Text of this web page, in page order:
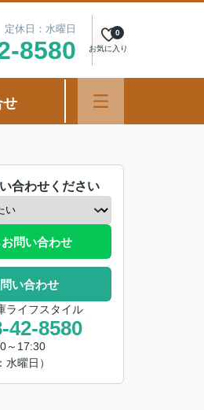
休日：水曜日
8580 お気に入り
0
せ
合わせください
問い合わせ
い合わせ
ライフスタイル
42-8580
～17:30
水曜日）